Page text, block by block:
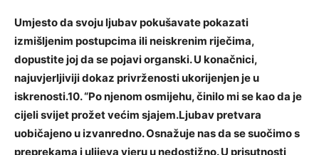
Umjesto da svoju ljubav pokušavate pokazati
izmišljenim postupcima ili neiskrenim riječima,
dopustite joj da se pojavi organski. U konačnici,
najuvjerljiviji dokaz privrženosti ukorijenjen je u
iskrenosti.10. “Po njenom osmijehu, činilo mi se kao da je
cijeli svijet prožet većim sjajem.Ljubav pretvara
uobičajeno u izvanredno. Osnažuje nas da se suočimo s
preprekama i ulijeva vjeru u nedostižno. U prisutnosti